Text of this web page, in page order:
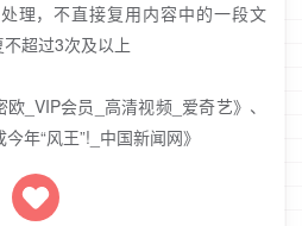
理，不直接复用内容中的一段文
超过3次及以上
_VIP会员_高清视频_爱奇艺》、
年“风王”!_中国新闻网》